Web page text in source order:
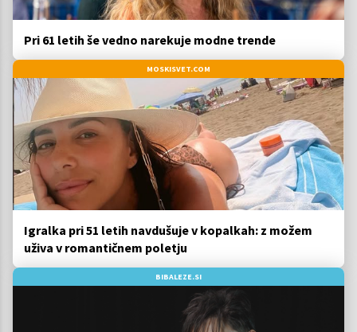
Pri 61 letih še vedno narekuje modne trende
MOSKISVET.COM
Igralka pri 51 letih navdušuje v kopalkah: z možem
uživa v romantičnem poletju
BIBALEZE.SI